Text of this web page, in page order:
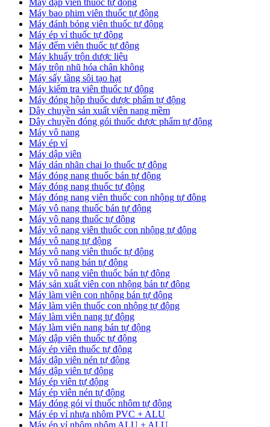
Máy dập viên thuốc tự động
Máy bao phim viên thuốc tự động
Máy đánh bóng viên thuốc tự động
Máy ép vỉ thuốc tự động
Máy đếm viên thuốc tự động
Máy khuấy trộn dược liệu
Máy trộn nhũ hóa chân không
Máy sấy tầng sôi tạo hạt
Máy kiểm tra viên thuốc tự động
Máy đóng hộp thuốc dược phẩm tự động
Dây chuyền sản xuất viên nang mềm
Dây chuyền đóng gói thuốc dược phẩm tự động
Máy vô nang
Máy ép vỉ
Máy dập viên
Máy dán nhãn chai lọ thuốc tự động
Máy đóng nang thuốc bán tự động
Máy đóng nang thuốc tự động
Máy đóng nang viên thuốc con nhộng tự động
Máy vô nang thuốc bán tự động
Máy vô nang thuốc tự động
Máy vô nang viên thuốc con nhộng tự động
Máy vô nang tự động
Máy vô nang viên thuốc tự động
Máy vô nang bán tự động
Máy vô nang viên thuốc bán tự động
Máy sản xuất viên con nhộng bán tự động
Máy làm viên con nhộng bán tự động
Máy làm viên thuốc con nhộng tự động
Máy làm viên nang tự động
Máy làm viên nang bán tự động
Máy dập viên thuốc tự động
​Máy ép viên thuốc tự động
​Máy dập viên nén tự động
​Máy dập viên tự động
Máy ép viên tự động
​Máy ép viên nén tự động
Máy đóng gói vỉ thuốc nhôm tự động
​Máy ép vỉ nhựa nhôm PVC + ALU